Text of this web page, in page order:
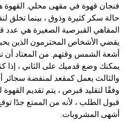
فنجان قهوة في مقهى محلي.
حالة سكر كثيرة وذوق ، بينما تخلق
المقاهي القبرصية الصغيرة هي عدد
يقضي الأشخاص المحترمون الذين
أشعة الشمس وقتهم. من المعتاد
يمكنك وضع قدميك على الثاني ، إذا
والثالث يعمل كمقعد لمنفضة سجائر
وفقًا لتقليد قبرص ، يتم تقديم
قبول الطلب ، لأنه من الممتع جدًا
أشهى المشروبات.